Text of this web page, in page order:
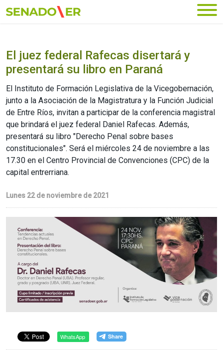
Ir al menú principal
El juez federal Rafecas disertará y
presentará su libro en Paraná
El Instituto de Formación Legislativa de la Vicegobernación,
junto a la Asociación de la Magistratura y la Función Judicial
de Entre Ríos, invitan a participar de la conferencia magistral
que brindará el juez federal Daniel Rafecas. Además,
presentará su libro "Derecho Penal sobre bases
constitucionales". Será el miércoles 24 de noviembre a las
17.30 en el Centro Provincial de Convenciones (CPC) de la
capital entrerriana.
Lunes 22 de noviembre de 2021
WhatsApp